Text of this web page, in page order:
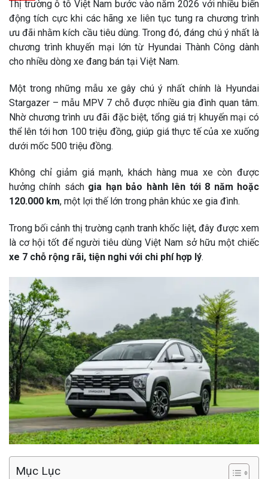
Thị trường ô tô Việt Nam bước vào năm 2026 với nhiều biến
động tích cực khi các hãng xe liên tục tung ra chương trình
ưu đãi nhằm kích cầu tiêu dùng. Trong đó, đáng chú ý nhất là
chương trình khuyến mại lớn từ Hyundai Thành Công dành
cho nhiều dòng xe đang bán tại Việt Nam.
Một trong những mẫu xe gây chú ý nhất chính là Hyundai
Stargazer – mẫu MPV 7 chỗ được nhiều gia đình quan tâm.
Nhờ chương trình ưu đãi đặc biệt, tổng giá trị khuyến mại có
thể lên tới hơn 100 triệu đồng, giúp giá thực tế của xe xuống
dưới mốc 500 triệu đồng.
Không chỉ giảm giá mạnh, khách hàng mua xe còn được
hưởng chính sách gia hạn bảo hành lên tới 8 năm hoặc
120.000 km, một lợi thế lớn trong phân khúc xe gia đình.
Trong bối cảnh thị trường cạnh tranh khốc liệt, đây được xem
là cơ hội tốt để người tiêu dùng Việt Nam sở hữu một chiếc
xe 7 chỗ rộng rãi, tiện nghi với chi phí hợp lý.
Mục Lục